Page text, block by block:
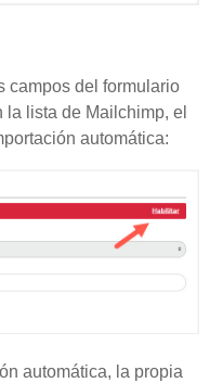
campos del formulario
lista de Mailchimp, el
automática:
automática, la propia